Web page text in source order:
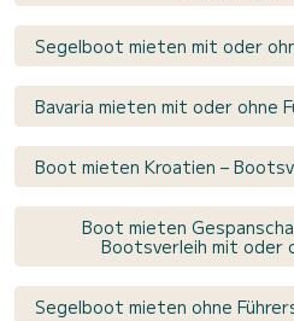
Segelboot mieten mit oder
Bavaria mieten mit oder ohne
Boot mieten Kroatien –
Boot mieten
Bootsverleih mit oder
Segelboot mieten ohne